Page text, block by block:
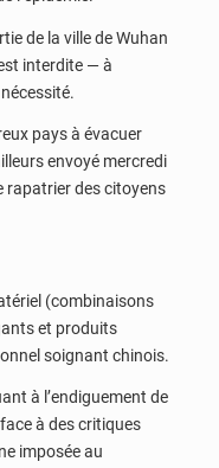
de la ville de Wuhan
interdite — à
pays à évacuer
envoyé mercredi
rapatrier des citoyens
(combinaisons
et produits
soignant chinois.
à l’endiguement de
à des critiques
imposée au